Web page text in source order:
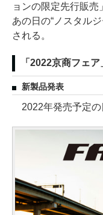
ョンの限定先行販売
あの日の“ノスタル
される。
「2022京商フェア
新製品発表
2022年発売予定の